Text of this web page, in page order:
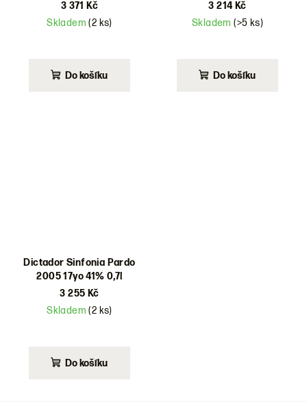
3 371 Kč
Skladem(2 ks)
Do košíku
3 214 Kč
Skladem(>5 ks)
Do košíku
Dictador Sinfonia Pardo
2005 17yo 41% 0,7l
3 255 Kč
Skladem(2 ks)
Do košíku